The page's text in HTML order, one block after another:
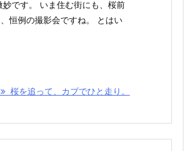
です。 いま住む街にも、桜前
恒例の撮影会ですね。 とはい
桜を追って、カブでひと走り。